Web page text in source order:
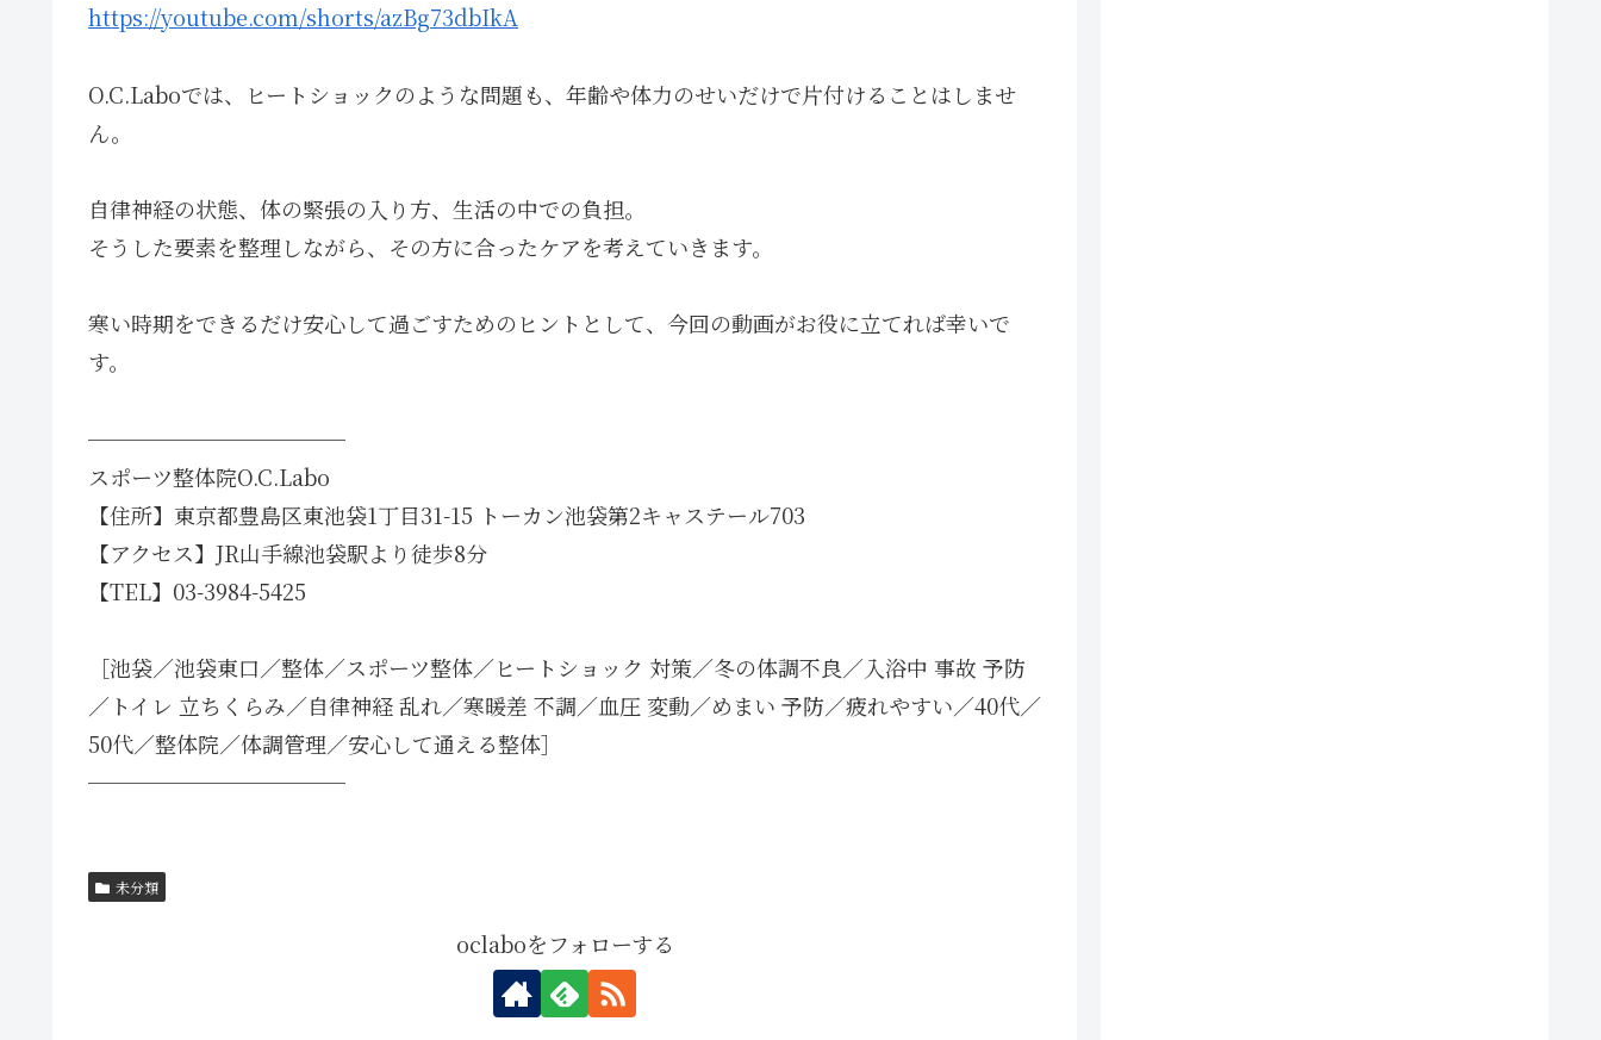
https://youtube.com/shorts/azBg73dbIkA
O.C.Laboでは、ヒートショックのような問題も、年齢や体力のせいだけで片付けることはしませ
ん。
自律神経の状態、体の緊張の入り方、生活の中での負担。
そうした要素を整理しながら、その方に合ったケアを考えていきます。
寒い時期をできるだけ安心して過ごすためのヒントとして、今回の動画がお役に立てれば幸いで
す。
────────────
スポーツ整体院O.C.Labo
【住所】東京都豊島区東池袋1丁目31-15 トーカン池袋第2キャステール703
【アクセス】JR山手線池袋駅より徒歩8分
【TEL】03-3984-5425
［池袋／池袋東口／整体／スポーツ整体／ヒートショック 対策／冬の体調不良／入浴中 事故 予防
／トイレ 立ちくらみ／自律神経 乱れ／寒暖差 不調／血圧 変動／めまい 予防／疲れやすい／40代／
50代／整体院／体調管理／安心して通える整体］
────────────
未分類
oclaboをフォローする